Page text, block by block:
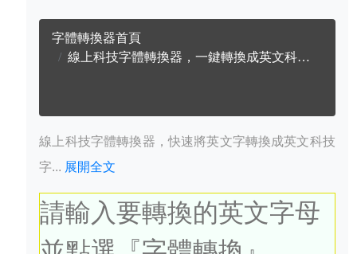
字體轉換器首頁
線上科技字體轉換器，一鍵轉換成英文科技字體
線上科技字體轉換器，快速將英文字轉換成英文科技
字... 展開全文